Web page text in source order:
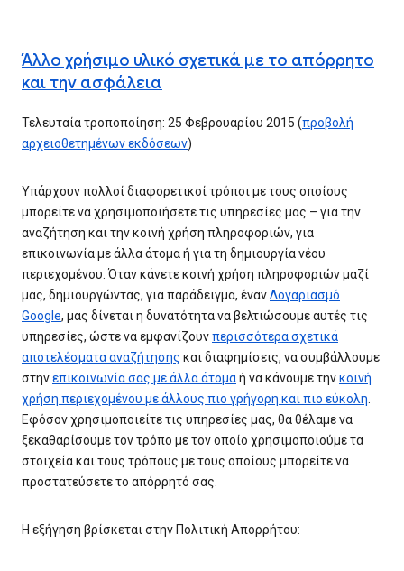
Άλλο χρήσιμο υλικό σχετικά με το απόρρητο
και την ασφάλεια
Τελευταία τροποποίηση: 25 Φεβρουαρίου 2015 (προβολή
αρχειοθετημένων εκδόσεων)
Υπάρχουν πολλοί διαφορετικοί τρόποι με τους οποίους
μπορείτε να χρησιμοποιήσετε τις υπηρεσίες μας – για την
αναζήτηση και την κοινή χρήση πληροφοριών, για
επικοινωνία με άλλα άτομα ή για τη δημιουργία νέου
περιεχομένου. Όταν κάνετε κοινή χρήση πληροφοριών μαζί
μας, δημιουργώντας, για παράδειγμα, ένανΛογαριασμό
Google, μας δίνεται η δυνατότητα να βελτιώσουμε αυτές τις
υπηρεσίες, ώστε να εμφανίζουνπερισσότερα σχετικά
αποτελέσματα αναζήτησης και διαφημίσεις, να συμβάλλουμε
στηνεπικοινωνία σας με άλλα άτομαή να κάνουμε τηνκοινή
χρήση περιεχομένου με άλλους πιο γρήγορη και πιο εύκολη.
Εφόσον χρησιμοποιείτε τις υπηρεσίες μας, θα θέλαμε να
ξεκαθαρίσουμε τον τρόπο με τον οποίο χρησιμοποιούμε τα
στοιχεία και τους τρόπους με τους οποίους μπορείτε να
προστατεύσετε το απόρρητό σας.
Η εξήγηση βρίσκεται στην Πολιτική Απορρήτου: